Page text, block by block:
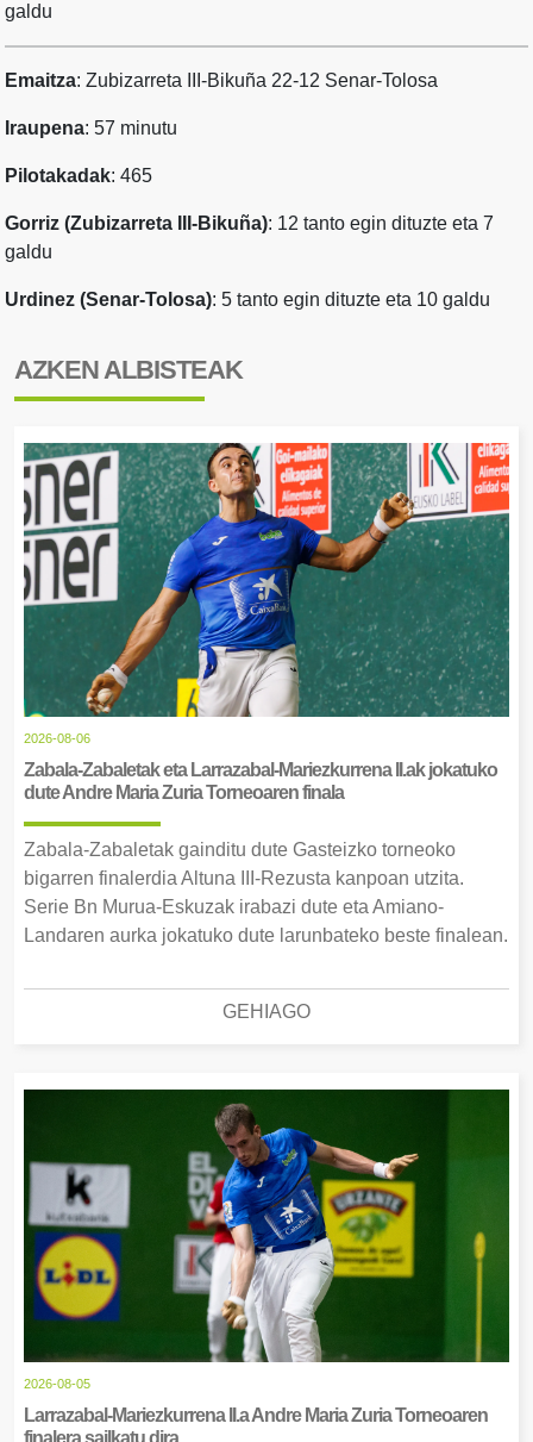
galdu
Emaitza: Zubizarreta III-Bikuña 22-12 Senar-Tolosa
Iraupena: 57 minutu
Pilotakadak: 465
Gorriz (Zubizarreta III-Bikuña): 12 tanto egin dituzte eta 7
galdu
Urdinez (Senar-Tolosa): 5 tanto egin dituzte eta 10 galdu
AZKEN ALBISTEAK
2026-08-06
Zabala-Zabaletak eta Larrazabal-Mariezkurrena II.ak jokatuko
dute Andre Maria Zuria Torneoaren finala
Zabala-Zabaletak gainditu dute Gasteizko torneoko
bigarren finalerdia Altuna III-Rezusta kanpoan utzita.
Serie Bn Murua-Eskuzak irabazi dute eta Amiano-
Landaren aurka jokatuko dute larunbateko beste finalean.
GEHIAGO
2026-08-05
Larrazabal-Mariezkurrena II.a Andre Maria Zuria Torneoaren
finalera sailkatu dira